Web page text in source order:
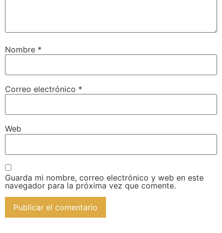
Nombre *
Correo electrónico *
Web
Guarda mi nombre, correo electrónico y web en este
navegador para la próxima vez que comente.